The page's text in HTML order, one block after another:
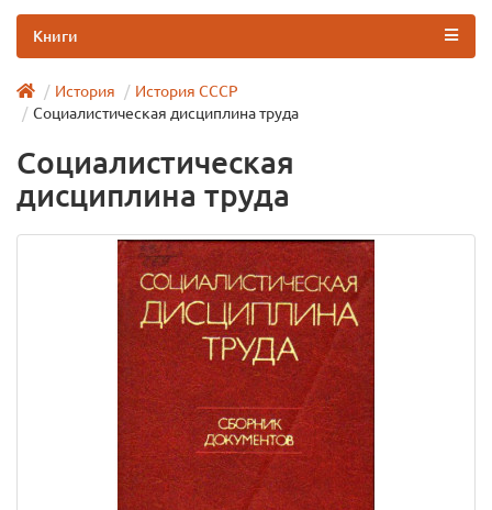
Книги
История
История СССР
Социалистическая дисциплина труда
Социалистическая
дисциплина труда